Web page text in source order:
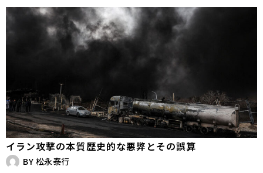
イラン攻撃の本質――歴史的な悪弊とその誤算
BY 松永泰行